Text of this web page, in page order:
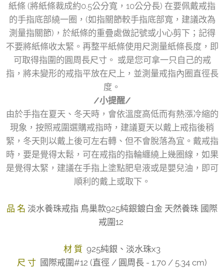
紙條 (將紙條裁成約0.5公分寬，10公分長) 在要佩戴戒指
的手指底部繞一圈，(如指關節較手指底部寬，建議改為
測量指關節)，於紙條的重疊處做記號或小心剪下；記得
不要將紙條收太緊。再整平紙條使用尺測量紙條長度，即
可取得指圍的圓周長尺寸。 或是您可拿一只自己的戒
指，將未變形的戒指平放在尺上，並測量戒指內圈直徑長
度。
/小提醒/
由於手指在夏天、冬天時，會依溫度高低而有熱漲冷縮的
現象，按照戒圍選購戒指時，建議夏天以戴上戒指後稍
緊，冬天則以戴上後可左右轉、但不會脫落為宜。戴戒指
時，要是覺得太鬆，可在戒指的指輪纏繞上幾圈線，如果
是覺得太緊，建議在手指上塗點肥皂液或是嬰兒油，即可
順利的戴上或取下。
品 名 淡水養珠戒指 鳥巢款925純銀鍍白金 天然養珠 國際
戒圍12
材 質 925純銀、淡水珠x3
尺 寸 國際戒圍#12 (直徑 / 圓周長 - 1.70 / 5.34 cm)